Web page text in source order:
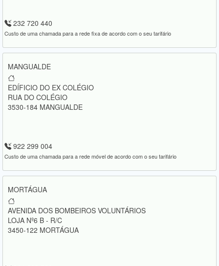
232 720 440
Custo de uma chamada para a rede fixa de acordo com o seu tarifário
MANGUALDE
EDÍFICIO DO EX COLÉGIO
RUA DO COLÉGIO
3530-184 MANGUALDE
922 299 004
Custo de uma chamada para a rede móvel de acordo com o seu tarifário
MORTÁGUA
AVENIDA DOS BOMBEIROS VOLUNTÁRIOS
LOJA Nº6 B - R/C
3450-122 MORTÁGUA